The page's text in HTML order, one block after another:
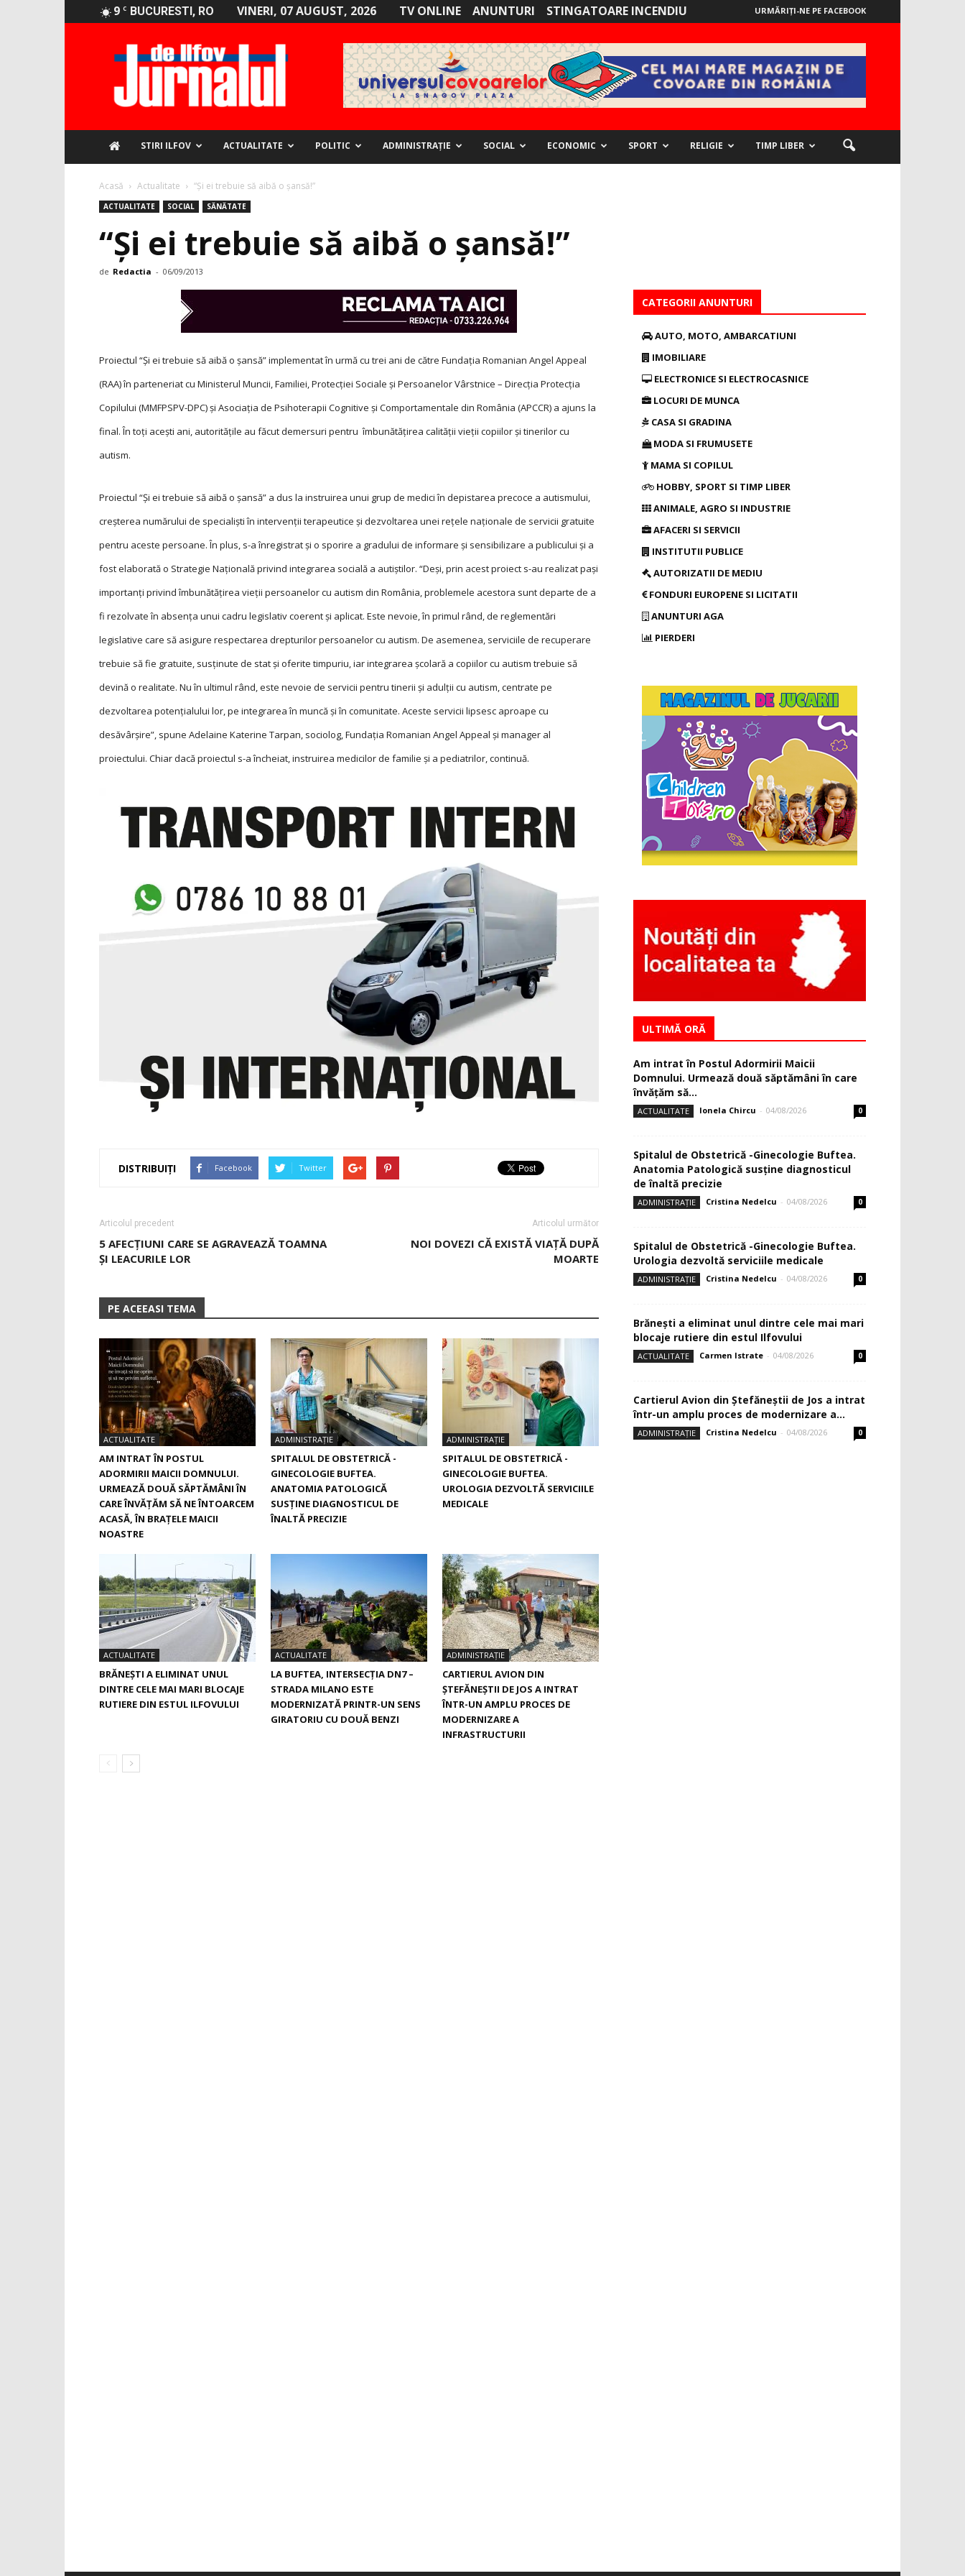
9 C BUCURESTI, RO VINERI, 07 AUGUST, 2026 TV ONLINE ANUNTURI STINGATOARE INCENDIU URMĂRIȚI-NE PE FACEBOOK
STIRI ILFOV ACTUALITATE POLITIC ADMINISTRAȚIE SOCIAL ECONOMIC SPORT RELIGIE TIMP LIBER
Acasă Actualitate “Și ei trebuie să aibă o șansă!”
ACTUALITATE SOCIAL SĂNĂTATE
“Și ei trebuie să aibă o șansă!”
de Redactia - 06/09/2013
Proiectul “Și ei trebuie să aibă o șansă” implementat în urmă cu trei ani de către Fundația Romanian Angel Appeal
(RAA) în parteneriat cu Ministerul Muncii, Familiei, Protecției Sociale și Persoanelor Vârstnice – Direcția Protecția
Copilului (MMFPSPV-DPC) și Asociația de Psihoterapii Cognitive și Comportamentale din România (APCCR) a ajuns la
final. În toți acești ani, autoritățile au făcut demersuri pentru îmbunătățirea calității vieții copiilor și tinerilor cu
autism.
Proiectul “Și ei trebuie să aibă o șansă” a dus la instruirea unui grup de medici în depistarea precoce a autismului,
creșterea numărului de specialiști în intervenții terapeutice și dezvoltarea unei rețele naționale de servicii gratuite
pentru aceste persoane. În plus, s-a înregistrat și o sporire a gradului de informare și sensibilizare a publicului și a
fost elaborată o Strategie Națională pri­vind integrarea socială a autiștilor. “Deși, prin acest proiect s-au realizat pași
importanți privind îmbunătățirea vie­ții persoanelor cu autism din România, problemele acestora sunt departe de a
fi rezolvate în absența unui cadru legislativ coerent și aplicat. Este nevoie, în primul rând, de reglementări
legislative care să asigure respectarea drepturilor persoanelor cu au­tism. De asemenea, serviciile de recuperare
tre­buie să fie gratuite, susținute de stat și oferite timpuriu, iar integrarea școlară a copiilor cu autism trebuie să
devină o realitate. Nu în ultimul rând, este nevoie de servicii pentru tinerii și adulții cu autism, centrate pe
dezvoltarea potențialului lor, pe integrarea în muncă și în comunitate. Aceste servicii lipsesc aproape cu
desăvârșire”, spune Adelaine Katerine Tarpan, sociolog, Fundația Romanian Angel Appeal și manager al
proiectului. Chiar dacă proiectul s-a încheiat, instruirea medicilor de familie și a pediatrilor, continuă.
DISTRIBUIȚI Facebook Twitter
Articolul precedent
5 AFECŢIUNI CARE SE AGRAVEAZĂ TOAMNA
ŞI LEACURILE LOR
Articolul următor
NOI DOVEZI CĂ EXISTĂ VIAȚĂ DUPĂ
MOARTE
PE ACEEASI TEMA
ACTUALITATE
AM INTRAT ÎN POSTUL
ADORMIRII MAICII DOMNULUI.
URMEAZĂ DOUĂ SĂPTĂMÂNI ÎN
CARE ÎNVĂŢĂM SĂ NE ÎNTOARCEM
ACASĂ, ÎN BRAŢELE MAICII
NOASTRE
ADMINISTRAȚIE
SPITALUL DE OBSTETRICĂ -
GINECOLOGIE BUFTEA.
ANATOMIA PATOLOGICĂ
SUSŢINE DIAGNOSTICUL DE
ÎNALTĂ PRECIZIE
ADMINISTRAȚIE
SPITALUL DE OBSTETRICĂ -
GINECOLOGIE BUFTEA.
UROLOGIA DEZVOLTĂ SERVICIILE
MEDICALE
ACTUALITATE
BRĂNEȘTI A ELIMINAT UNUL
DINTRE CELE MAI MARI BLOCAJE
RUTIERE DIN ESTUL ILFOVULUI
ACTUALITATE
LA BUFTEA, INTERSECŢIA DN7 –
STRADA MILANO ESTE
MODERNIZATĂ PRINTR-UN SENS
GIRATORIU CU DOUĂ BENZI
ADMINISTRAȚIE
CARTIERUL AVION DIN
ŞTEFĂNEŞTII DE JOS A INTRAT
ÎNTR-UN AMPLU PROCES DE
MODERNIZARE A
INFRASTRUCTURII
CATEGORII ANUNTURI
AUTO, MOTO, AMBARCATIUNI
IMOBILIARE
ELECTRONICE SI ELECTROCASNICE
LOCURI DE MUNCA
CASA SI GRADINA
MODA SI FRUMUSETE
MAMA SI COPILUL
HOBBY, SPORT SI TIMP LIBER
ANIMALE, AGRO SI INDUSTRIE
AFACERI SI SERVICII
INSTITUTII PUBLICE
AUTORIZATII DE MEDIU
FONDURI EUROPENE SI LICITATII
ANUNTURI AGA
PIERDERI
ULTIMĂ ORĂ
Am intrat în Postul Adormirii Maicii
Domnului. Urmează două săptămâni în care
învăţăm să...
ACTUALITATE Ionela Chircu - 04/08/2026 0
Spitalul de Obstetrică -Ginecologie Buftea.
Anatomia Patologică susţine diagnosticul
de înaltă precizie
ADMINISTRAȚIE Cristina Nedelcu - 04/08/2026 0
Spitalul de Obstetrică -Ginecologie Buftea.
Urologia dezvoltă serviciile medicale
ADMINISTRAȚIE Cristina Nedelcu - 04/08/2026 0
Brănești a eliminat unul dintre cele mai mari
blocaje rutiere din estul Ilfovului
ACTUALITATE Carmen Istrate - 04/08/2026 0
Cartierul Avion din Ştefăneştii de Jos a intrat
într-un amplu proces de modernizare a...
ADMINISTRAȚIE Cristina Nedelcu - 04/08/2026 0